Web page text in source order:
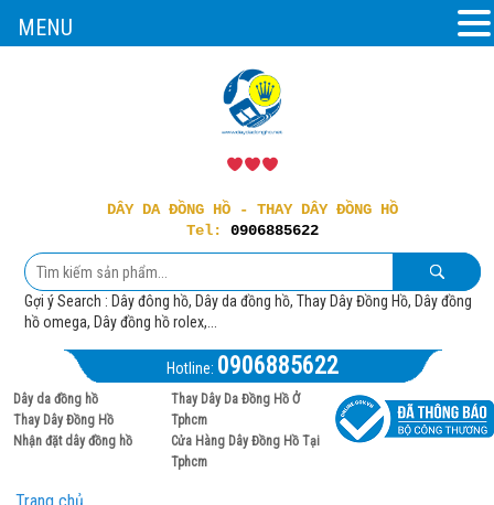
DÂY DA ĐỒNG HỒ - THAY DÂY ĐỒNG HỒ
Tel: 0906885622
Gợi ý Search : Dây đông hồ, Dây da đồng hồ, Thay Dây Đồng Hồ, Dây đồng
hồ omega, Dây đồng hồ rolex,...
Hotline: 0906885622
Dây da đồng hồ
Thay Dây Đồng Hồ
Nhận đặt dây đồng hồ
Thay Dây Da Đồng Hồ Ở
Tphcm
Cửa Hàng Dây Đồng Hồ Tại
Tphcm
MENU